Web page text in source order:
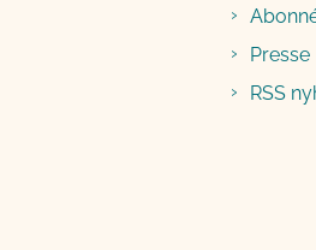
Presse
RSS